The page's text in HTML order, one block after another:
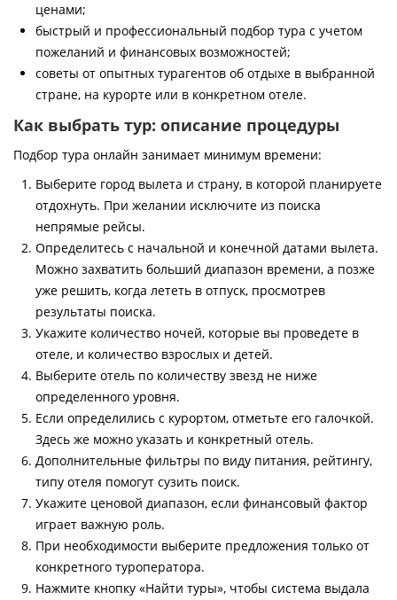
ценами;
быстрый и профессиональный подбор тура с учетом
пожеланий и финансовых возможностей;
советы от опытных турагентов об отдыхе в выбранной
стране, на курорте или в конкретном отеле.
Как выбрать тур: описание процедуры
Подбор тура онлайн занимает минимум времени:
Выберите город вылета и страну, в которой планируете
отдохнуть. При желании исключите из поиска
непрямые рейсы.
Определитесь с начальной и конечной датами вылета.
Можно захватить больший диапазон времени, а позже
уже решить, когда лететь в отпуск, просмотрев
результаты поиска.
Укажите количество ночей, которые вы проведете в
отеле, и количество взрослых и детей.
Выберите отель по количеству звезд не ниже
определенного уровня.
Если определились с курортом, отметьте его галочкой.
Здесь же можно указать и конкретный отель.
Дополнительные фильтры по виду питания, рейтингу,
типу отеля помогут сузить поиск.
Укажите ценовой диапазон, если финансовый фактор
играет важную роль.
При необходимости выберите предложения только от
конкретного туроператора.
Нажмите кнопку «Найти туры», чтобы система выдала